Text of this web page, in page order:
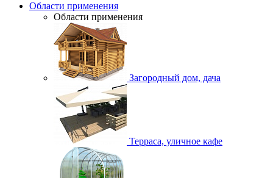
Области применения
Области применения
Загородный дом, дача
Терраса, уличное кафе